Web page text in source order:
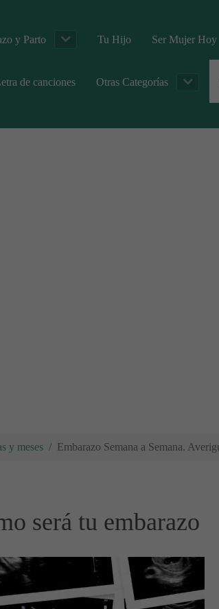
y Parto Tu Hijo Ser Mujer Hoy
de canciones Otras Categorías
y meses Embarazo Semana a Semana.
será tu embarazo